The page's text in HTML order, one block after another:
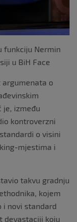
funkciju Nermin
u BiH Face
argumenata o
je, između
kontroverzni
o visini
mjestima i
takvu gradnju
kojem
i novi standard
devastaciji koju